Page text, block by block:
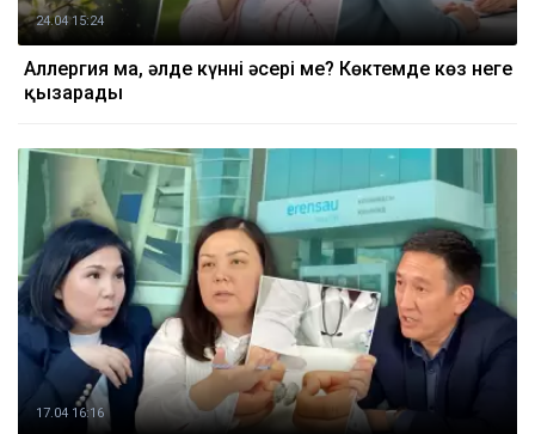
24.04 15:24
Аллергия ма, әлде күннің әсері ме? Көктемде көз неге
қызарады
17.04 16:16